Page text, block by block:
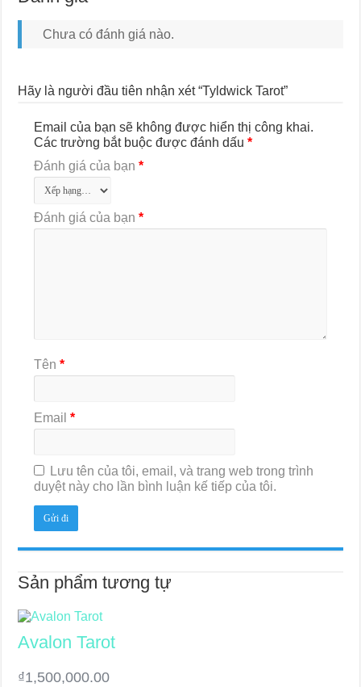
Chưa có đánh giá nào.
Hãy là người đầu tiên nhận xét “Tyldwick Tarot”
Email của bạn sẽ không được hiển thị công khai.
Các trường bắt buộc được đánh dấu*
Đánh giá của bạn*
Đánh giá của bạn*
Tên*
Email*
Lưu tên của tôi, email, và trang web trong trình
duyệt này cho lần bình luận kế tiếp của tôi.
Sản phẩm tương tự
Avalon Tarot
₫1,500,000.00